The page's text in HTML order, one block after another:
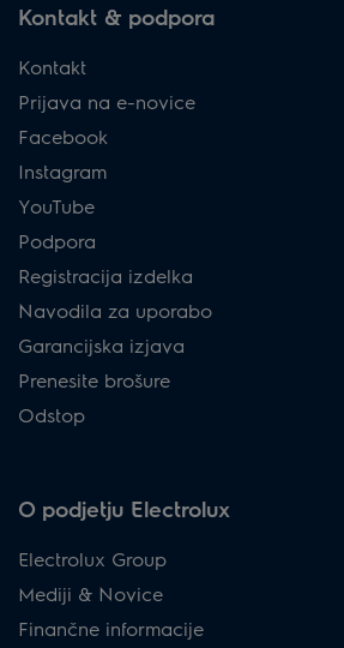
Kontakt & podpora
Kontakt
Prijava na e-novice
Facebook
Instagram
YouTube
Podpora
Registracija izdelka
Navodila za uporabo
Garancijska izjava
Prenesite brošure
Odstop
O podjetju Electrolux
Electrolux Group
Mediji & Novice
Finančne informacije